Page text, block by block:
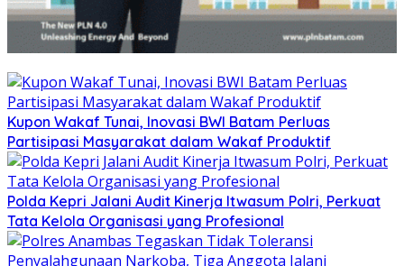
Kupon Wakaf Tunai, Inovasi BWI Batam Perluas
Partisipasi Masyarakat dalam Wakaf Produktif
Polda Kepri Jalani Audit Kinerja Itwasum Polri, Perkuat
Tata Kelola Organisasi yang Profesional